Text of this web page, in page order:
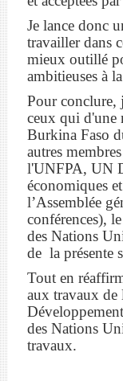
Je lance donc
travailler dans
mieux outillé
ambitieuses à
Pour conclure,
ceux qui d'une
Burkina Faso
autres
l'UNFPA, UN
économiques
l’Assemblée
conférences),
des Nations
de la présente
Tout en
aux travaux de
des Nations
travaux.